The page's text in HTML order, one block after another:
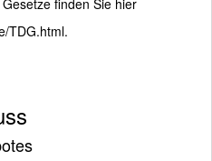
TDG.html.